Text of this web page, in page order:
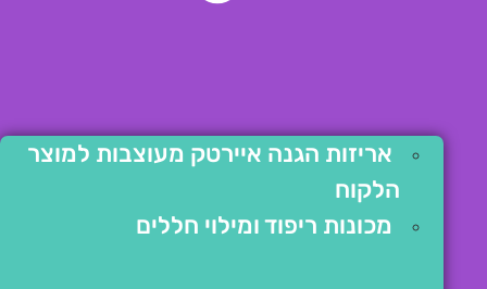
אריזות הגנה איירטק מעוצבות למוצר
הלקוח
מכונות ריפוד ומילוי חללים